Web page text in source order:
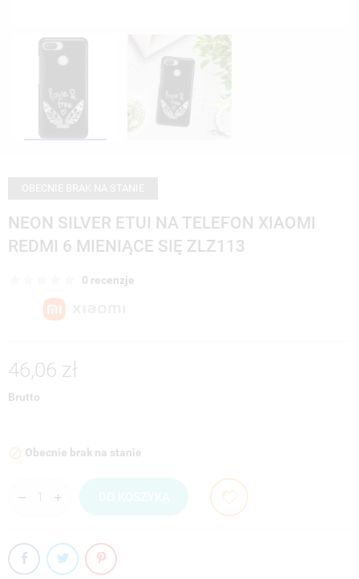
NEON SILVER ETUI NA TELEFON XIAOMI
REDMI 6 MIENIĄCE SIĘ ZLZ113
0 recenzje
46,06 zł
Brutto
 Obecnie brak na stanie